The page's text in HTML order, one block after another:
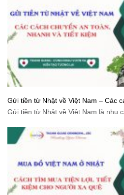
Gửi tiền từ Nhật về Việt Nam – Các
và tiết kiệm
Gửi tiền từ Nhật về Việt Nam là nhu